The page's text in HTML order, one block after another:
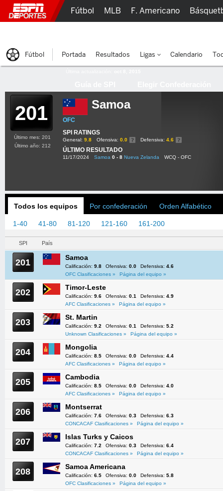
201 Samoa
OFC
SPI RATINGS
General: 9.8 Ofensiva: 0.0 Defensiva: 4.6
ÚLTIMO RESULTADO
11/17/2024 Samoa 0 - 8 Nueva Zelanda WCQ - OFC
Último mes: 201
Último año: 212
Todos los equipos Por confederación Orden Alfabético
1-40 41-80 81-120 121-160 161-200
SPI País
201 Samoa
Calificación: 9.8 Ofensiva: 0.0 Defensiva: 4.6
OFC Clasificaciones »
Página del equipo »
202 Timor-Leste
Calificación: 9.6 Ofensiva: 0.1 Defensiva: 4.9
AFC Clasificaciones »
Página del equipo »
203 St. Martin
Calificación: 9.2 Ofensiva: 0.1 Defensiva: 5.2
Unknown Clasificaciones »
Página del equipo »
204 Mongolia
Calificación: 8.5 Ofensiva: 0.0 Defensiva: 4.4
AFC Clasificaciones »
Página del equipo »
205 Cambodia
Calificación: 8.5 Ofensiva: 0.0 Defensiva: 4.0
AFC Clasificaciones »
Página del equipo »
206 Montserrat
Calificación: 7.6 Ofensiva: 0.3 Defensiva: 6.3
CONCACAF Clasificaciones »
Página del equipo »
207 Islas Turks y Caicos
Calificación: 7.2 Ofensiva: 0.3 Defensiva: 6.4
CONCACAF Clasificaciones »
Página del equipo »
208 Samoa Americana
Calificación: 6.5 Ofensiva: 0.0 Defensiva: 5.8
OFC Clasificaciones »
Página del equipo »
Fútbol MLB F. Americano
Fútbol Portada Resultados Ligas Calendario